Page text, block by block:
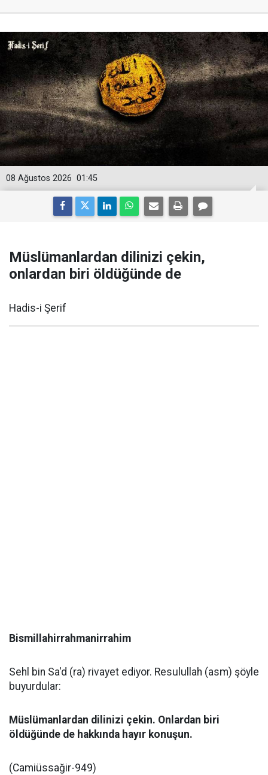
01:45
08 Ağustos 2026
Müslümanlardan dilinizi çekin,
onlardan biri öldüğünde de
Hadis-i Şerif
Bismillahirrahmanirrahim
Sehl bin Sa'd (ra) rivayet ediyor. Resulullah (asm) şöyle
buyurdular:
Müslümanlardan dilinizi çekin. Onlardan biri
öldüğünde de hakkında hayır konuşun.
(Camiüssağir-949)